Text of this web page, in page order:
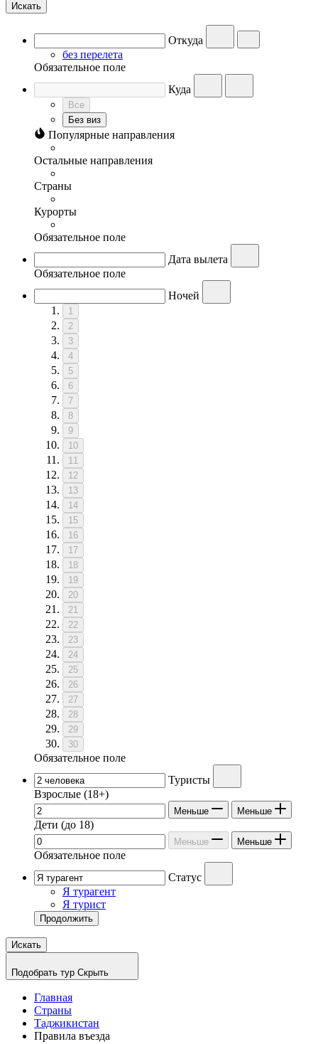
Искать
Откуда
без перелета
Обязательное поле
Куда
Все
Без виз
Популярные направления
Остальные направления
Страны
Курорты
Обязательное поле
Дата вылета
Обязательное поле
Ночей
1
2
3
4
5
6
7
8
9
10
11
12
13
14
15
16
17
18
19
20
21
22
23
24
25
26
27
28
29
30
Обязательное поле
Туристы
Взрослые (18+)
Меньше Меньше
Дети (до 18)
Меньше Меньше
Обязательное поле
Статус
Я турагент
Я турист
Продолжить
Искать
Подобрать тур Скрыть
Главная
Страны
Таджикистан
Правила въезда